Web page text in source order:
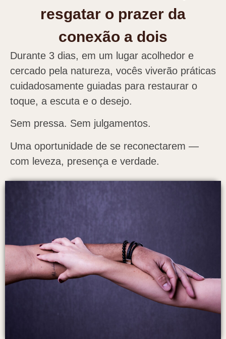
resgatar o prazer da
conexão a dois
Durante 3 dias, em um lugar acolhedor e
cercado pela natureza, vocês viverão práticas
cuidadosamente guiadas para restaurar o
toque, a escuta e o desejo.
Sem pressa. Sem julgamentos.
Uma oportunidade de se reconectarem —
com leveza, presença e verdade.